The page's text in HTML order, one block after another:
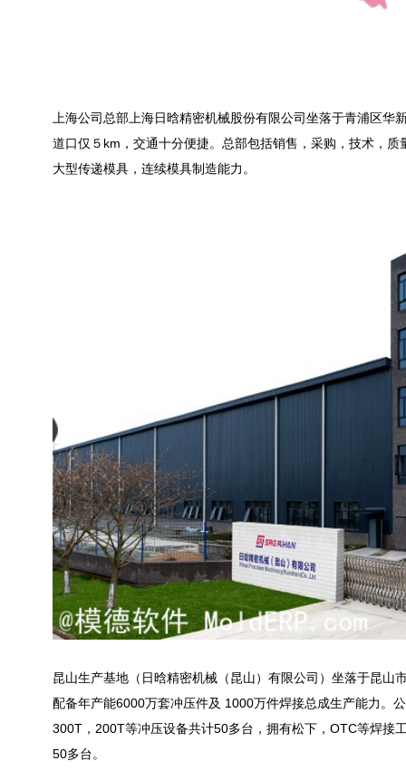
上海公司总部上海日晗精密机械股份有限公司坐落于青浦区
道口仅５km，交通十分便捷。总部包括销售，采购，技术，
大型传递模具，连续模具制造能力。
昆山生产基地（日晗精密机械（昆山）有限公司）坐落于昆
配备年产能6000万套冲压件及 1000万件焊接总成生产能力
300T，200T等冲压设备共计50多台，拥有松下，OTC等焊接
50多台。